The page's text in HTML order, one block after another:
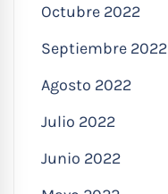
Octubre 2022
Septiembre 2022
Agosto 2022
Julio 2022
Junio 2022